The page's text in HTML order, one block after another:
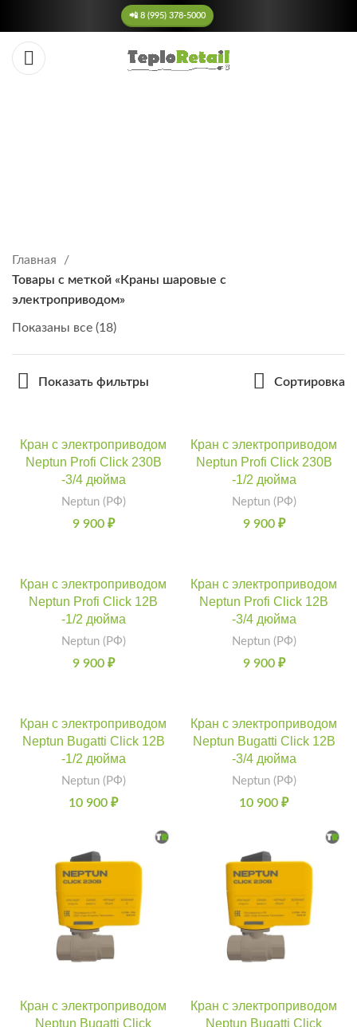
📲 8 (995) 378-5000
Главная
Товары с меткой «Краны шаровые с
электроприводом»
Показаны все (18)
Показать фильтры Сортировка
Кран с электроприводом
Neptun Profi Click 230В
-3/4 дюйма
Neptun (РФ)
9 900 ₽
Кран с электроприводом
Neptun Profi Click 230В
-1/2 дюйма
Neptun (РФ)
9 900 ₽
Кран с электроприводом
Neptun Profi Click 12В
-1/2 дюйма
Neptun (РФ)
9 900 ₽
Кран с электроприводом
Neptun Profi Click 12В
-3/4 дюйма
Neptun (РФ)
9 900 ₽
Кран с электроприводом
Neptun Bugatti Click 12В
-1/2 дюйма
Neptun (РФ)
10 900 ₽
Кран с электроприводом
Neptun Bugatti Click 12В
-3/4 дюйма
Neptun (РФ)
10 900 ₽
Кран с электроприводом
Neptun Bugatti Click
Кран с электроприводом
Neptun Bugatti Click